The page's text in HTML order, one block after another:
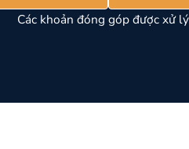
Các khoản đóng góp được xử